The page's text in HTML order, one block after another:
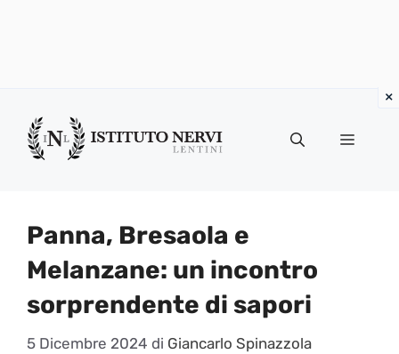
contenuto
Menu
Panna, Bresaola e
Melanzane: un incontro
sorprendente di sapori
5 Dicembre 2024 di Giancarlo Spinazzola